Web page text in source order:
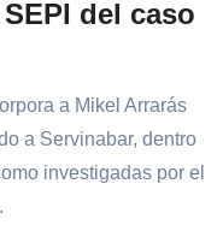
del caso
a Mikel Arrarás
a Servinabar, dentro
investigadas por el